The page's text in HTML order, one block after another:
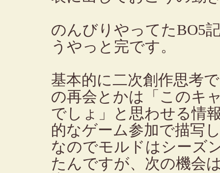
のんびりやってたBO5
うやっと完です。
基本的に二次創作思考
の再会とかは「このキ
でしょ」と思わせる情
的なゲーム参加で描写
なのでモルドはシーズ
たんですが、次の機会